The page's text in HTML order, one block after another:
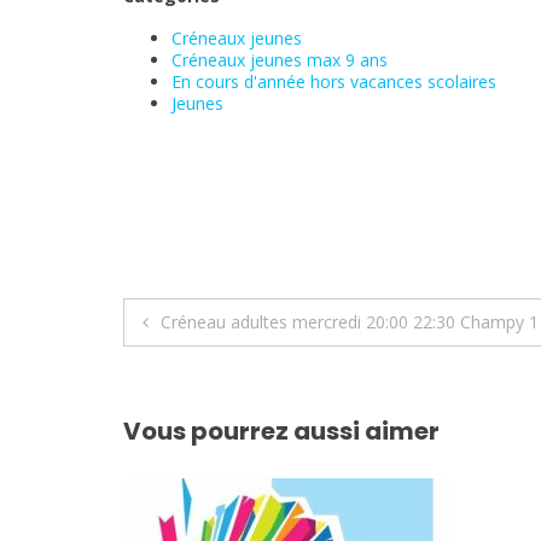
Créneaux jeunes
Créneaux jeunes max 9 ans
En cours d'année hors vacances scolaires
Jeunes
Navigation
l’article
Créneau adultes mercredi 20:00 22:30 Champy 1
Vous pourrez aussi aimer